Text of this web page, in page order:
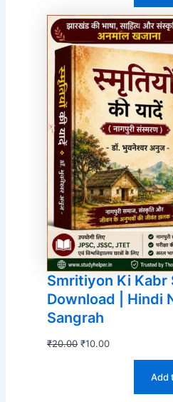
₹10.00.
Smritiyon Ki Kabr
Download | Hindi
Sangrah
₹20.00 Original
₹10.00Current
₹10.00.
Add